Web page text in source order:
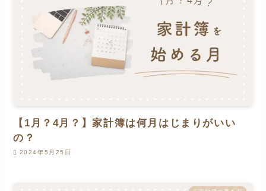
【1月？4月？】家計簿は何月はじまりがいい
の？
2024年5月25日